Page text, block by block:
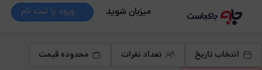
میزبان شوید ورود یا ثبت نام
انتخاب تاریخ تعداد نفرات محدوده قیمت